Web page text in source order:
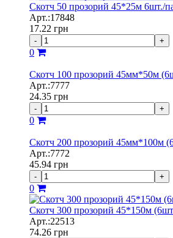
Скотч 50 прозорий 45*25м 6шт./
Арт.:17848
17.22 грн
- +
0
Скотч 100 прозорий 45мм*50м
Арт.:7777
24.35 грн
- +
0
Скотч 200 прозорий 45мм*100м
Арт.:7772
45.94 грн
- +
0
Скотч 300 прозорий 45*150м
Арт.:22513
74.26 грн